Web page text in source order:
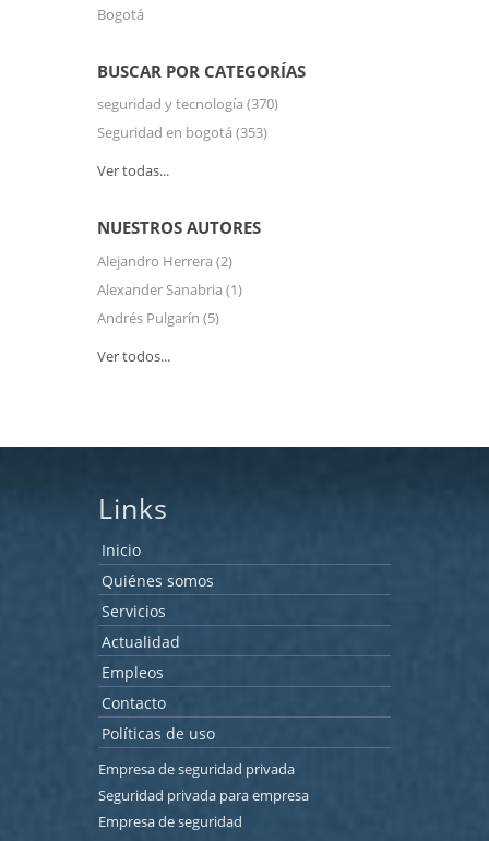
Bogotá
BUSCAR POR CATEGORÍAS
seguridad y tecnología (370)
Seguridad en bogotá (353)
Ver todas...
NUESTROS AUTORES
Alejandro Herrera (2)
Alexander Sanabria (1)
Andrés Pulgarín (5)
Ver todos...
Links
Inicio
Quiénes somos
Servicios
Actualidad
Empleos
Contacto
Políticas de uso
Empresa de seguridad privada
Seguridad privada para empresa
Empresa de seguridad